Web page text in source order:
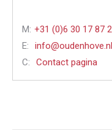
M: +31 (0)6 30 17 87
E:
info@oudenhove.nl
C:
Contact pagina